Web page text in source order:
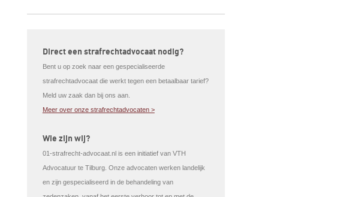
Direct een strafrechtadvocaat nodig?
Bent u op zoek naar een gespecialiseerde
strafrechtadvocaat die werkt tegen een betaalbaar tarief?
Meld uw zaak dan bij ons aan.
Meer over onze strafrechtadvocaten >
Wie zijn wij?
01-strafrecht-advocaat.nl is een initiatief van VTH
Advocatuur te Tilburg. Onze advocaten werken landelijk
en zijn gespecialiseerd in de behandeling van